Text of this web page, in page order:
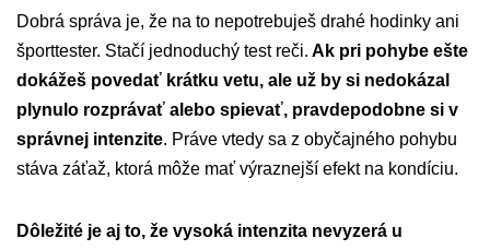
Dobrá správa je, že na to nepotrebuješ drahé hodinky ani
športtester. Stačí jednoduchý test reči. Ak pri pohybe ešte
dokážeš povedať krátku vetu, ale už by si nedokázal
plynulo rozprávať alebo spievať, pravdepodobne si v
správnej intenzite. Práve vtedy sa z obyčajného pohybu
stáva záťaž, ktorá môže mať výraznejší efekt na kondíciu.
Dôležité je aj to, že vysoká intenzita nevyzerá u